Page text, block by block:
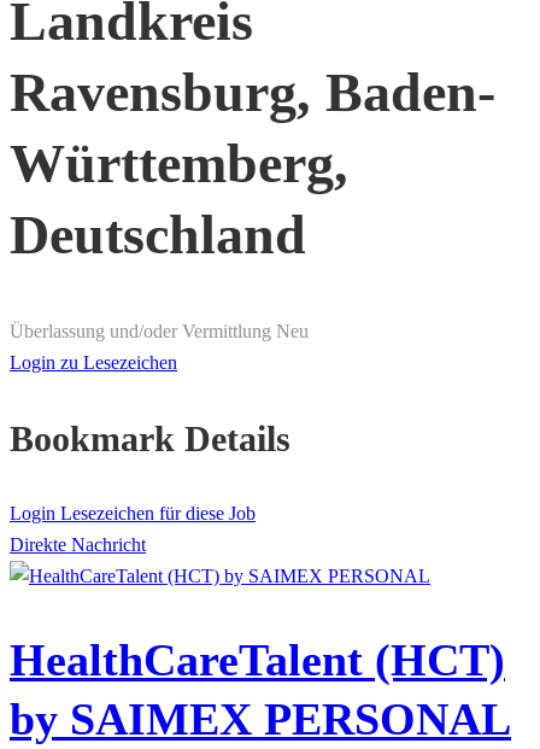
Landkreis
Ravensburg, Baden-
Württemberg,
Deutschland
Überlassung und/oder Vermittlung Neu
Login zu Lesezeichen
Bookmark Details
Login Lesezeichen für diese Job
Direkte Nachricht
HealthCareTalent (HCT)
by SAIMEX PERSONAL